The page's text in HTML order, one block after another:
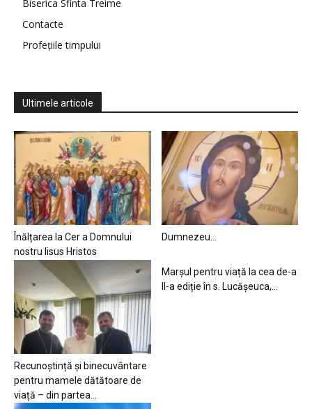
Biserica Sfinta Treime
Contacte
Profețiile timpului
Ultimele articole
Înălțarea la Cer a Domnului
nostru Iisus Hristos
Dumnezeu…
Recunoștință și binecuvântare
pentru mamele dătătoare de
viață – din partea...
Marșul pentru viață la cea de-a
II-a ediție în s. Lucășeuca,...